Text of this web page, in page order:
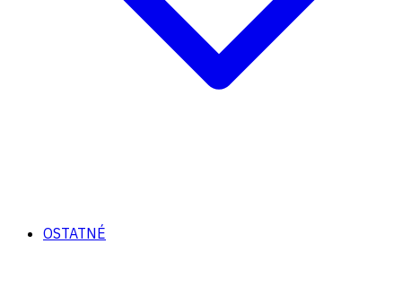
OSTATNÉ